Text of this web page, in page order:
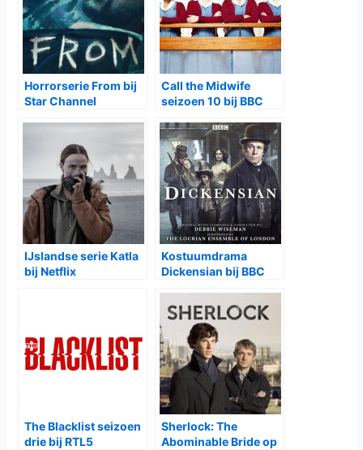
Horrorserie From bij
Star Channel
Call the Midwife
seizoen 10 bij BBC
IJslandse serie Katla
bij Netflix
Kostuumdrama
Dickensian bij BBC
The Blacklist seizoen
drie bij RTL5
Sherlock: The
Abominable Bride op